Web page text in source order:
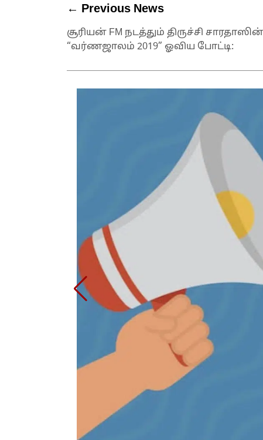
← Previous News
சூரியன் FM நடத்தும் திருச்சி சாரதாஸின்
“வர்ணஜாலம் 2019” ஓவிய போட்டி: